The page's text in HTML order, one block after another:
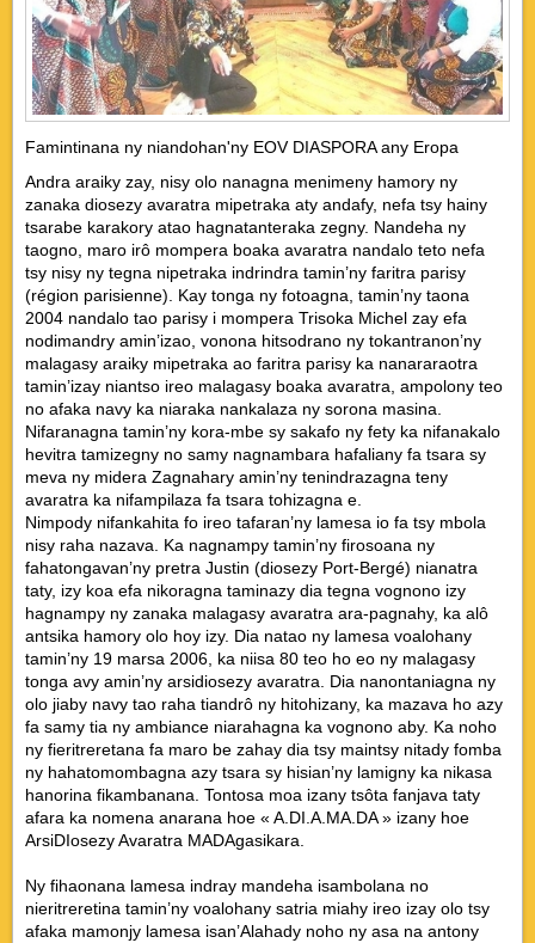
Famintinana ny niandohan'ny EOV DIASPORA any Eropa
Andra araiky zay, nisy olo nanagna menimeny hamory ny
zanaka diosezy avaratra mipetraka aty andafy, nefa tsy hainy
tsarabe karakory atao hagnatanteraka zegny. Nandeha ny
taogno, maro irô mompera boaka avaratra nandalo teto nefa
tsy nisy ny tegna nipetraka indrindra tamin’ny faritra parisy
(région parisienne). Kay tonga ny fotoagna, tamin’ny taona
2004 nandalo tao parisy i mompera Trisoka Michel zay efa
nodimandry amin’izao, vonona hitsodrano ny tokantranon’ny
malagasy araiky mipetraka ao faritra parisy ka nanararaotra
tamin’izay niantso ireo malagasy boaka avaratra, ampolony teo
no afaka navy ka niaraka nankalaza ny sorona masina.
Nifaranagna tamin’ny kora-mbe sy sakafo ny fety ka nifanakalo
hevitra tamizegny no samy nagnambara hafaliany fa tsara sy
meva ny midera Zagnahary amin’ny tenindrazagna teny
avaratra ka nifampilaza fa tsara tohizagna e.
Nimpody nifankahita fo ireo tafaran’ny lamesa io fa tsy mbola
nisy raha nazava. Ka nagnampy tamin’ny firosoana ny
fahatongavan’ny pretra Justin (diosezy Port-Bergé) nianatra
taty, izy koa efa nikoragna taminazy dia tegna vognono izy
hagnampy ny zanaka malagasy avaratra ara-pagnahy, ka alô
antsika hamory olo hoy izy. Dia natao ny lamesa voalohany
tamin’ny 19 marsa 2006, ka niisa 80 teo ho eo ny malagasy
tonga avy amin’ny arsidiosezy avaratra. Dia nanontaniagna ny
olo jiaby navy tao raha tiandrô ny hitohizany, ka mazava ho azy
fa samy tia ny ambiance niarahagna ka vognono aby. Ka noho
ny fieritreretana fa maro be zahay dia tsy maintsy nitady fomba
ny hahatomombagna azy tsara sy hisian’ny lamigny ka nikasa
hanorina fikambanana. Tontosa moa izany tsôta fanjava taty
afara ka nomena anarana hoe « A.DI.A.MA.DA » izany hoe
ArsiDIosezy Avaratra MADAgasikara.
Ny fihaonana lamesa indray mandeha isambolana no
nieritreretina tamin’ny voalohany satria miahy ireo izay olo tsy
afaka mamonjy lamesa isan’Alahady noho ny asa na antony